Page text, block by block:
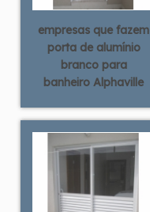
empresas que fazem
porta de alumínio
branco para
banheiro Alphaville